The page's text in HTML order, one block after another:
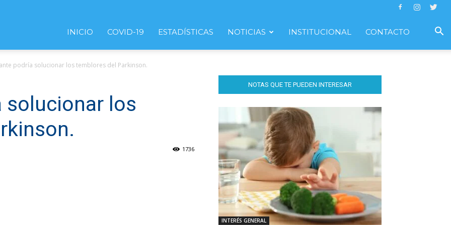
INICIO COVID-19 ESTADÍSTICAS NOTICIAS INSTITUCIONAL CONTACTO
podría solucionar los temblores del Parkinson.
solucionar los
1736
NOTAS QUE TE PUEDEN INTERESAR
INTERÉS GENERAL